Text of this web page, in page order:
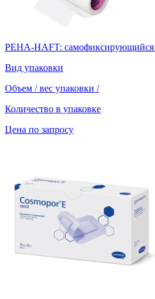
PEHA-HAFT:
Вид упаковки
Объем / вес упаковки /
Количество в упаковке
Цена по запросу